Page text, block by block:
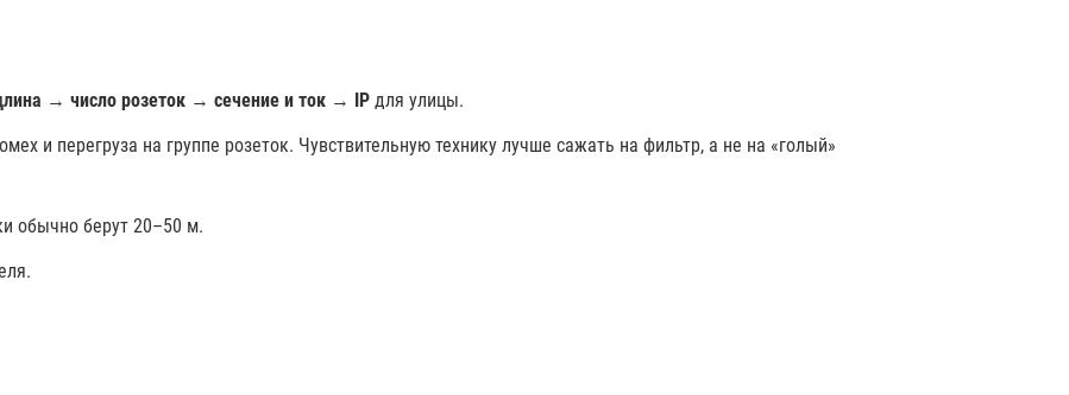
→ число розеток → сечение и ток → IP для улицы.
и перегруза на группе розеток. Чувствительную технику лучше сажать на фильтр, а не на «голый»
обычно берут 20–50 м.